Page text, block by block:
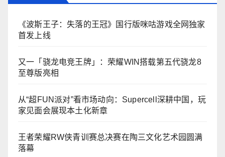
《波斯王子：失落的王冠》国行版咪咕游戏全网独家
首发上线
又一「骁龙电竞王牌」：荣耀WIN搭载第五代骁龙8
至尊版亮相
从“超FUN派对”看市场动向：Supercell深耕中国，玩
家见面会展现本土化新章
王者荣耀RW侠青训赛总决赛在陶三文化艺术园圆满
落幕